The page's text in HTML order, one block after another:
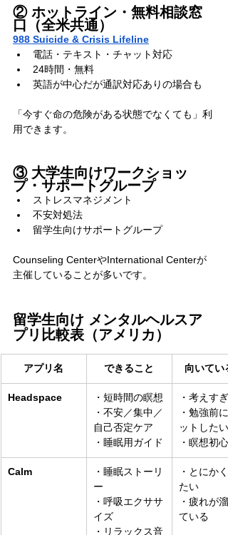
② ホットライン・無料相談窓
口（全米共通）
988 Suicide & Crisis Lifeline
電話・テキスト・チャット対応
24時間・無料
英語が中心だが通訳対応ありの場合も
「今すぐ命の危険がある状態でなくても」利
用できます。
③ 大学生向けワークショッ
プ・サポートグループ
ストレスマネジメント
不安対処法
留学生向けサポートグループ
Counseling CenterやInternational Centerが
主催していることが多いです。
留学生向け メンタルヘルスア
プリ比較表（アメリカ）
アプリ名 できること 向いてい
Headspace
・短時間の瞑想
・不安／集中／
自己否定ケア
・睡眠用ガイド
・考えすぎ
・勉強前に
ットしたい
・瞑想初心
Calm
・睡眠ストーリ
ー
・呼吸エクササ
イズ
・リラックス音
・とにかく
たい
・疲れが溜
ている